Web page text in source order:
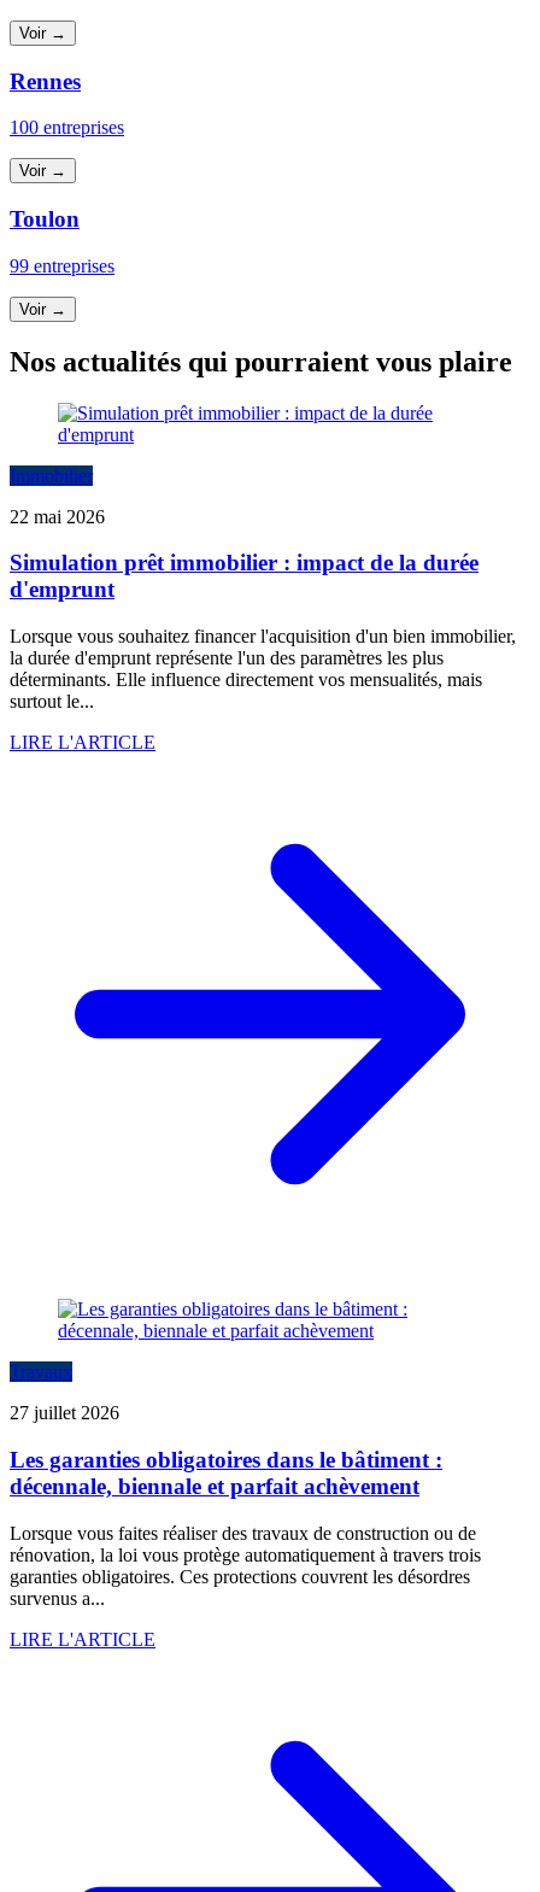
Voir →
Rennes
100 entreprises
Voir →
Toulon
99 entreprises
Voir →
Nos actualités qui pourraient vous plaire
Immobilier
22 mai 2026
Simulation prêt immobilier : impact de la durée
d'emprunt
Lorsque vous souhaitez financer l'acquisition d'un bien immobilier,
la durée d'emprunt représente l'un des paramètres les plus
déterminants. Elle influence directement vos mensualités, mais
surtout le...
LIRE L'ARTICLE
Travaux
27 juillet 2026
Les garanties obligatoires dans le bâtiment :
décennale, biennale et parfait achèvement
Lorsque vous faites réaliser des travaux de construction ou de
rénovation, la loi vous protège automatiquement à travers trois
garanties obligatoires. Ces protections couvrent les désordres
survenus a...
LIRE L'ARTICLE